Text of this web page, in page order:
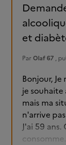
et
Par Olaf 67 ,
Bonjour,
je
mais ma
n'arrive
J'ai 59
consomme...